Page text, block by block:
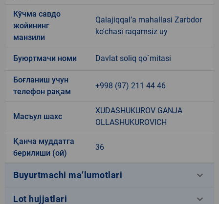
Кўчма савдо
жойининг
манзили
Qalajiqqal’a mahallasi Zarbdor
ko'chasi raqamsiz uy
Буюртмачи номи Davlat soliq qo`mitasi
Боғланиш учун
телефон рақам
+998 (97) 211 44 46
Масъул шахс
XUDASHUKUROV GANJA
OLLASHUKUROVICH
Қанча муддатга
берилиши (ой)
36
Buyurtmachi ma’lumotlari keyboard_arrow_down
Lot hujjatlari keyboard_arrow_down